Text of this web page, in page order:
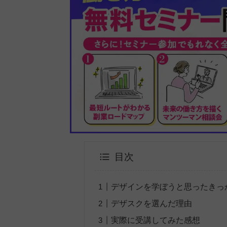
目次
デザインを学ぼうと思ったきっ
デザスクを選んだ理由
実際に受講してみた感想